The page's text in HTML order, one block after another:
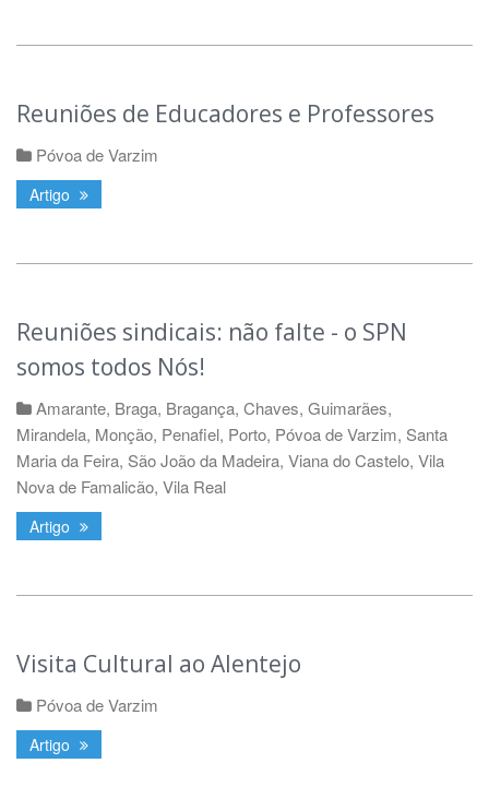
Reuniões de Educadores e Professores
Póvoa de Varzim
Artigo
Reuniões sindicais: não falte - o SPN
somos todos Nós!
Amarante, Braga, Bragança, Chaves, Guimarães,
Mirandela, Monção, Penafiel, Porto, Póvoa de Varzim, Santa
Maria da Feira, São João da Madeira, Viana do Castelo, Vila
Nova de Famalicão, Vila Real
Artigo
Visita Cultural ao Alentejo
Póvoa de Varzim
Artigo